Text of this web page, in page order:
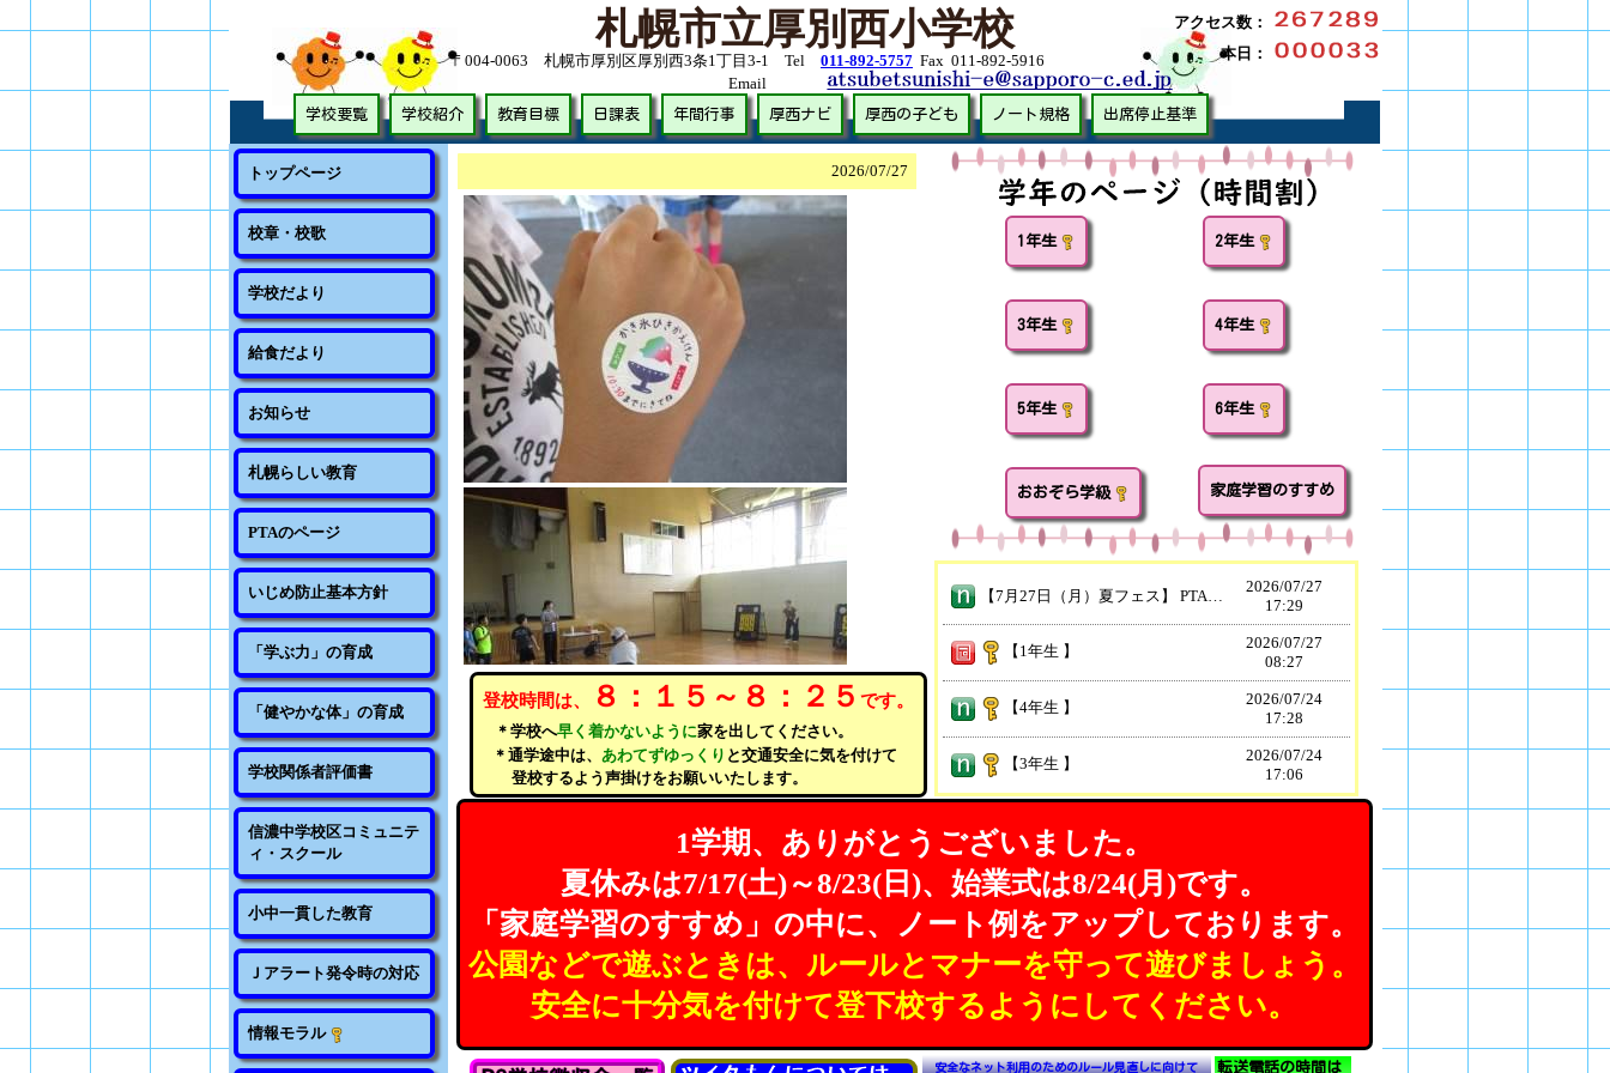
札幌市立厚別西小学校
アクセス数：
本日：
〒004-0063 札幌市厚別区厚別西3条1丁目3-1 Tel 011-892-5757 Fax 011-892-5916
Email
学校要覧 学校紹介 教育目標 日課表 年間行事 厚西ナビ 厚西の子ども ノート規格 出席停止基準
トップページ
校章・校歌
学校だより
給食だより
お知らせ
札幌らしい教育
PTAのページ
いじめ防止基本方針
「学ぶ力」の育成
「健やかな体」の育成
学校関係者評価書
信濃中学校区コミュニテ
ィ・スクール
小中一貫した教育
Ｊアラート発令時の対応
情報モラル
2026/07/27
1年生 2年生
3年生 4年生
5年生 6年生
家庭学習のすすめ
おおぞら学級
【7月27日（月）夏フェス】 PTA主催の夏フェスが今年度も開催されました。天気もよく、暑すぎることもなく、子どもたちは朝9時から11時までの間、ヨーヨー釣りにストラックアウト、水鉄砲バトルにGO!GO!紙飛行機、キックターゲットにかき氷と、大いに楽しい時間を過ごしていました。PTA役員の皆様を中心に、企画や準備、そして当日の運営や後片付けなどを進めてくださり、厚西っ子サポーターズとして参加してくださった保護者の皆様の御協力のおかげで子どもたちの笑顔がたくさん見られた午前中でした。たいへんありがとうございました。
2026/07/27
17:29
【1年生 】 2026/07/27
08:27
【4年生 】 2026/07/24
17:28
【3年生 】 2026/07/24
17:06
【おおぞら学級 】
2026.7.24 No.5 学校便り [ pdf 1 MB
2026/07/24
14:16
【2年生 】 2026/07/24
【1年生 】
13:39
登校時間は、 ８：１５～８：２５ です。
＊学校へ早く着かないように家を出してください。
＊通学途中は、 あわてずゆっくり と交通安全に気を付けて
登校するよう 声掛けをお願いいたします。
1学期、ありがとうございました。
夏休みは7/17(土)～8/23(日)、始業式は8/24(月)です。
「家庭学習のすすめ」の中に、ノート例をアップしております。
公園などで遊ぶときは、ルールとマナーを守って遊びましょう。
安全に十分気を付けて登下校するようにしてください。
安全なネット利用のためのルール見直しに向けて 転送電話の時間は